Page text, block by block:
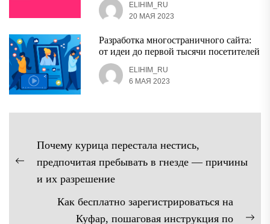
ELIHIM_RU
20 МАЯ 2023
Разработка многостраничного сайта:
от идеи до первой тысячи посетителей
ELIHIM_RU
6 МАЯ 2023
Навигация
по
записям
Предыдущая
запись:
Почему курица перестала нестись,
предпочитая пребывать в гнезде — причины
и их разрешение
Как бесплатно зарегистрироваться на
Куфар, пошаговая инструкция по